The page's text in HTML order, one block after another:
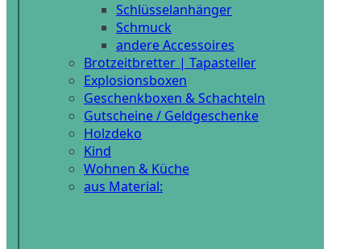
Schlüsselanhänger
Schmuck
andere Accessoires
Brotzeitbretter | Tapasteller
Explosionsboxen
Geschenkboxen & Schachteln
Gutscheine / Geldgeschenke
Holzdeko
Kind
Wohnen & Küche
aus Material: